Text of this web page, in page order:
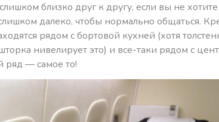
близко друг к другу, если вы не
далеко, чтобы нормально общаться.
рядом с бортовой кухней (хотя
нивелирует это) и все-таки рядом с
ряд — самое то!